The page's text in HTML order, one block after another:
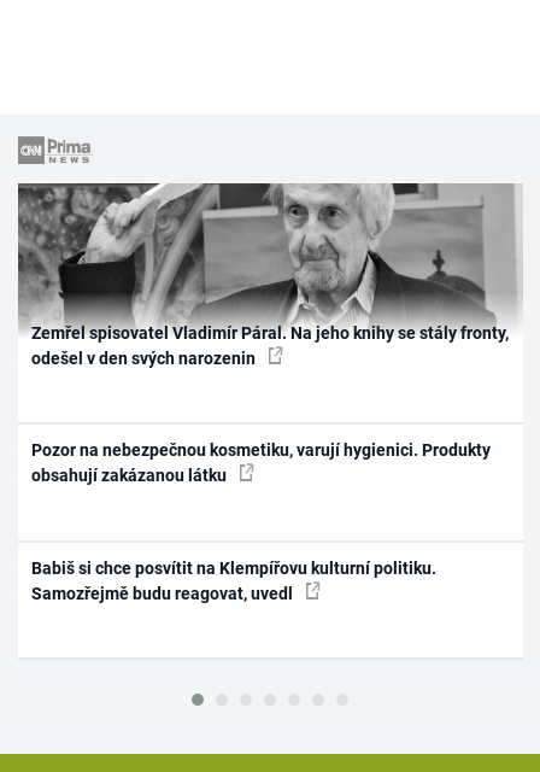
Zemřel spisovatel Vladimír Páral. Na jeho knihy se stály fronty,
odešel v den svých narozenin
Pozor na nebezpečnou kosmetiku, varují hygienici. Produkty
obsahují zakázanou látku
Babiš si chce posvítit na Klempířovu kulturní politiku.
Samozřejmě budu reagovat, uvedl